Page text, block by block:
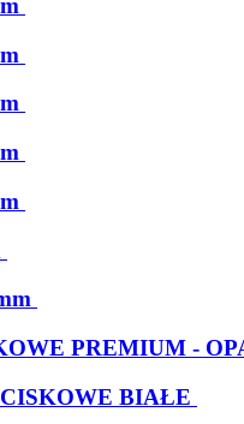
PREMIUM -
BIAŁE